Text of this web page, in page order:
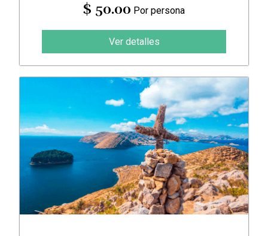
$ 50.00 Por persona
Ver detalles